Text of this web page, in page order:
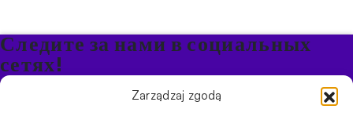
Zarządzaj zgodą
Следите за нами в социальных
сетях!
Будьте в курсе акций и новостей в Кальяне